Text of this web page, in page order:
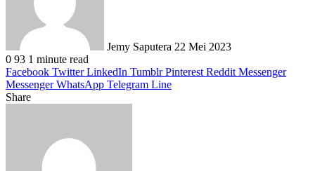
Jemy Saputera 22 Mei 2023
0 93 1 minute read
Facebook Twitter LinkedIn Tumblr Pinterest Reddit Messenger
Messenger WhatsApp Telegram Line
Share